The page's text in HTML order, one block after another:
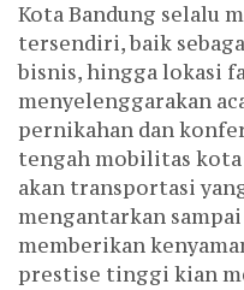
Kota Bandung selalu
tersendiri, baik
bisnis, hingga lokasi
menyelenggarakan
pernikahan dan
tengah mobilitas
akan transportasi
mengantarkan
memberikan
prestise tinggi kian